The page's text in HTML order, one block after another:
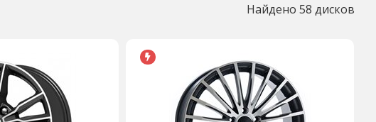
Найдено 58 дисков